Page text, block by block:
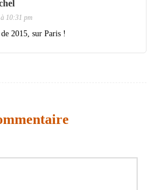
10:31 pm
2015, sur Paris !